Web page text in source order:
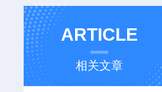
ARTICLE
相关文章